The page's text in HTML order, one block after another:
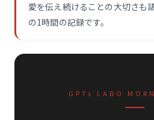
愛を伝え続けることの大切さも
の1時間の記録です。
GPTs LABO